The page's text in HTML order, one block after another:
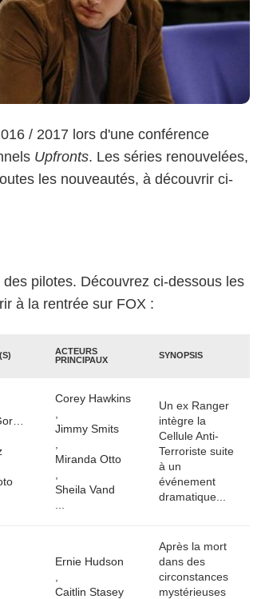
/ 2017 lors d'une conférence
Upfronts. Les séries renouvelées,
les nouveautés, à découvrir ci-
pilotes. Découvrez ci-dessous les
à la rentrée sur FOX :
ACTEURS
PRINCIPAUX
SYNOPSIS
Corey Hawkins
Jimmy Smits
Miranda Otto
Sheila Vand
Un ex Ranger
intègre la
Cellule Anti-
Terroriste suite
à un
événement
dramatique...
Ernie Hudson
Caitlin Stasey
Après la mort
dans des
circonstances
mystérieuses